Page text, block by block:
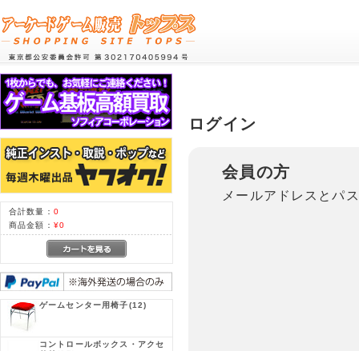
合計数量： 0
商品金額： ¥0
ゲームセンター用椅子(12)
コントロールボックス・アクセ
ログイン
会員の方
メールアドレスとパ